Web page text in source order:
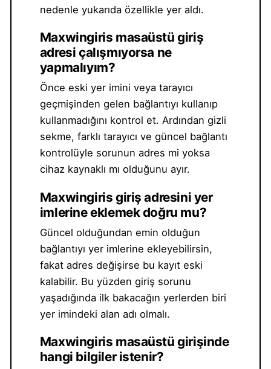
nedenle yukarıda özellikle yer aldı.
Maxwingiris masaüstü giriş
adresi çalışmıyorsa ne
yapmalıyım?
Önce eski yer imini veya tarayıcı
geçmişinden gelen bağlantıyı kullanıp
kullanmadığını kontrol et. Ardından gizli
sekme, farklı tarayıcı ve güncel bağlantı
kontrolüyle sorunun adres mi yoksa
cihaz kaynaklı mı olduğunu ayır.
Maxwingiris giriş adresini yer
imlerine eklemek doğru mu?
Güncel olduğundan emin olduğun
bağlantıyı yer imlerine ekleyebilirsin,
fakat adres değişirse bu kayıt eski
kalabilir. Bu yüzden giriş sorunu
yaşadığında ilk bakacağın yerlerden biri
yer imindeki alan adı olmalı.
Maxwingiris masaüstü girişinde
hangi bilgiler istenir?